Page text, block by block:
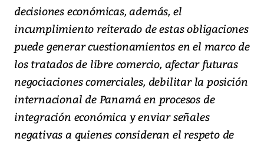
decisiones económicas, además, el
incumplimiento reiterado de estas obligaciones
puede generar cuestionamientos en el marco de
los tratados de libre comercio, afectar futuras
negociaciones comerciales, debilitar la posición
internacional de Panamá en procesos de
integración económica y enviar señales
negativas a quienes consideran el respeto de